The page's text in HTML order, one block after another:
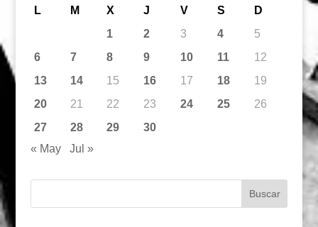
L M X J V S
D
1
2 3 4
5
6
7 8 9 10 11
12
13
14 15 16 17 18
19
20
21 22 23 24 25
26
27
28 29
30
« May
Jul »